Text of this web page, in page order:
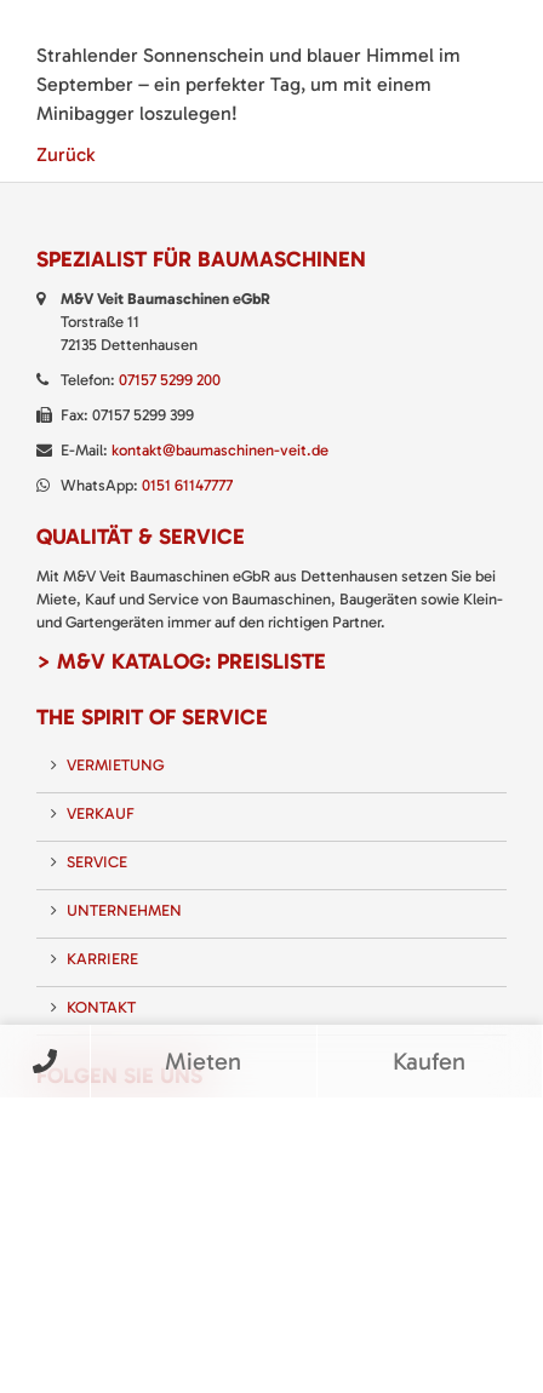
Strahlender Sonnenschein und blauer Himmel im
September – ein perfekter Tag, um mit einem
Minibagger loszulegen!
Zurück
SPEZIALIST FÜR BAUMASCHINEN
M&V Veit Baumaschinen eGbR
Torstraße 11
72135 Dettenhausen
Telefon: 07157 5299 200
Fax: 07157 5299 399
E-Mail: kontakt@baumaschinen-veit.de
WhatsApp: 0151 61147777
QUALITÄT & SERVICE
Mit M&V Veit Baumaschinen eGbR aus Dettenhausen setzen Sie bei
Miete, Kauf und Service von Baumaschinen, Baugeräten sowie Klein-
und Gartengeräten immer auf den richtigen Partner.
> M&V KATALOG: PREISLISTE
THE SPIRIT OF SERVICE
VERMIETUNG
VERKAUF
SERVICE
UNTERNEHMEN
KARRIERE
KONTAKT
FOLGEN SIE UNS
Mieten Kaufen